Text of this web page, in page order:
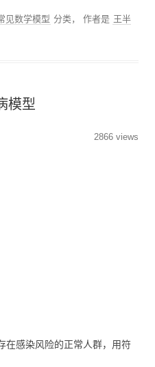
见数学模型 分类，作者是 王半
模型
2866 views
在感染风险的正常人群，用符